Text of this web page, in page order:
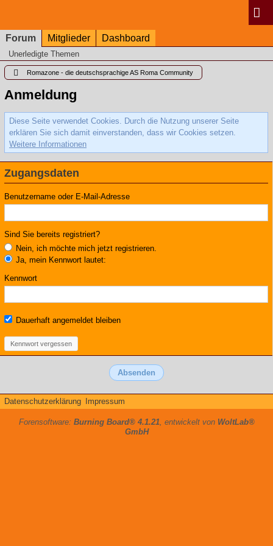
Forum Mitglieder Dashboard
Unerledigte Themen
Romazone - die deutschsprachige AS Roma Community
Anmeldung
Diese Seite verwendet Cookies. Durch die Nutzung unserer Seite
erklären Sie sich damit einverstanden, dass wir Cookies setzen.
Weitere Informationen
Zugangsdaten
Benutzername oder E-Mail-Adresse
Sind Sie bereits registriert?
Nein, ich möchte mich jetzt registrieren.
Ja, mein Kennwort lautet:
Kennwort
Dauerhaft angemeldet bleiben
Kennwort vergessen
Datenschutzerklärung Impressum
Forensoftware: Burning Board® 4.1.21, entwickelt von WoltLab®
GmbH